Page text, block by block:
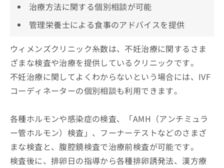
治療方法に関する個別相談が可能
管理栄養士による食事のアドバイスを提供
ウィメンズクリニック糸数は、不妊治療に関するさま
ざまな検査や治療を提供しているクリニックです。
不妊治療に関してよくわからないという場合には、IVF
コーディネーターの個別相談も利用できます。
各種ホルモンや感染症の検査、「AMH（アンチミュラ
ー管ホルモン）検査」、フーナーテストなどのさまざ
まな検査と、腹腔鏡検査で治療前検査が可能です。
検査後に、排卵日の指導から各種排卵誘発法、漢方療